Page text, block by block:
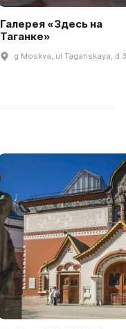
Галерея «Здесь на
Таганке»
g Moskva, ul Taganskaya, d